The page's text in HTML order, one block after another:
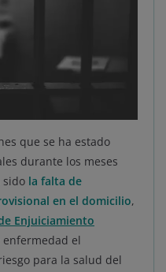
que se ha estado
durante los meses
sido la falta de
en el domicilio,
Enjuiciamiento
el
para la salud del